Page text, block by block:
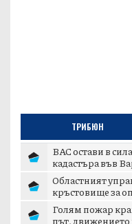
ТРИБЮН
ВАС остави в
кадастъра във
Областният
кръстовище за
Голям пожар
път, движението